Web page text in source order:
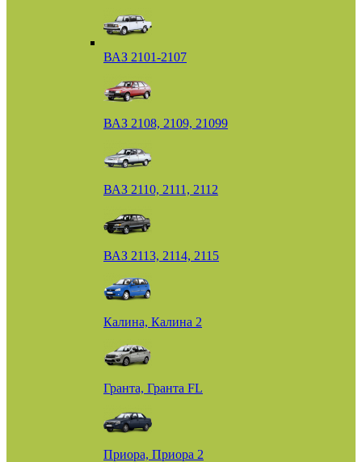
ВАЗ 2101-2107
ВАЗ 2108, 2109, 21099
ВАЗ 2110, 2111, 2112
ВАЗ 2113, 2114, 2115
Калина, Калина 2
Гранта, Гранта FL
Приора, Приора 2